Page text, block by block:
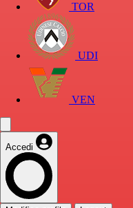
TOR
UDI
VEN
Accedi